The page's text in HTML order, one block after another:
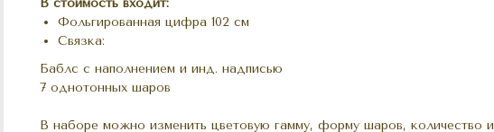
Фольгированная цифра 102 см
Связка:
Баблс с наполнением и инд. надписью
7 однотонных шаров
В наборе можно изменить цветовую гамму, форму шаров, количество и